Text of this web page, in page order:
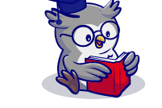
برای مرور بعدی
برای هر درس تکرار
نزدیک آزمون